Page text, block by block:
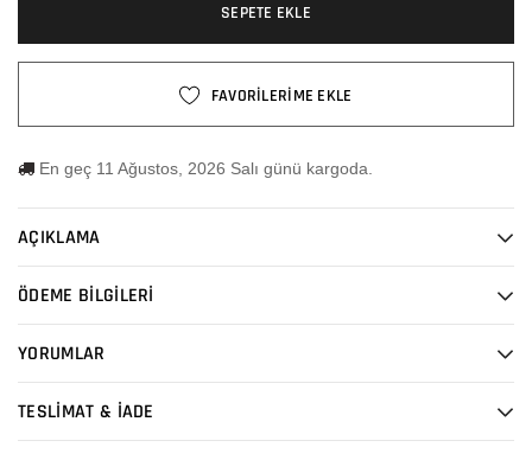
SEPETE EKLE
FAVORİLERİME EKLE
En geç 11 Ağustos, 2026 Salı günü kargoda.
AÇIKLAMA
ÖDEME BİLGİLERİ
YORUMLAR
TESLİMAT & İADE